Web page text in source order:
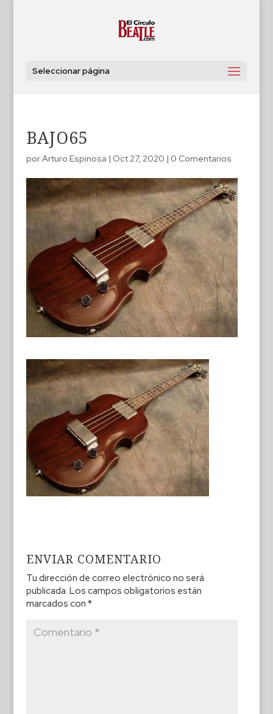
Seleccionar página
BAJO65
porArturo Espinosa | Oct 27, 2020 | 0 Comentarios
ENVIAR COMENTARIO
Tu dirección de correo electrónico no será
publicada. Los campos obligatorios están
marcados con *